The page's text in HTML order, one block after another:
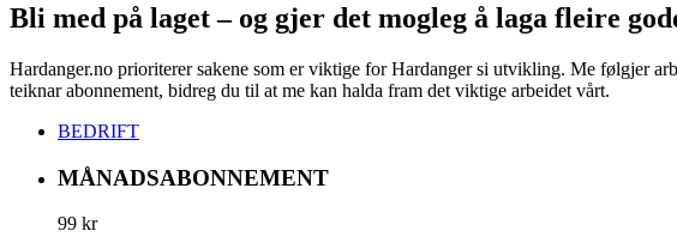
Bli med på laget – og gjer det mogleg å laga fleire
Hardanger.no prioriterer sakene som er viktige for Hardanger si utvikling. Me følgjer
teiknar abonnement, bidreg du til at me kan halda fram det viktige arbeidet vårt.
BEDRIFT
MÅNADSABONNEMENT
99 kr